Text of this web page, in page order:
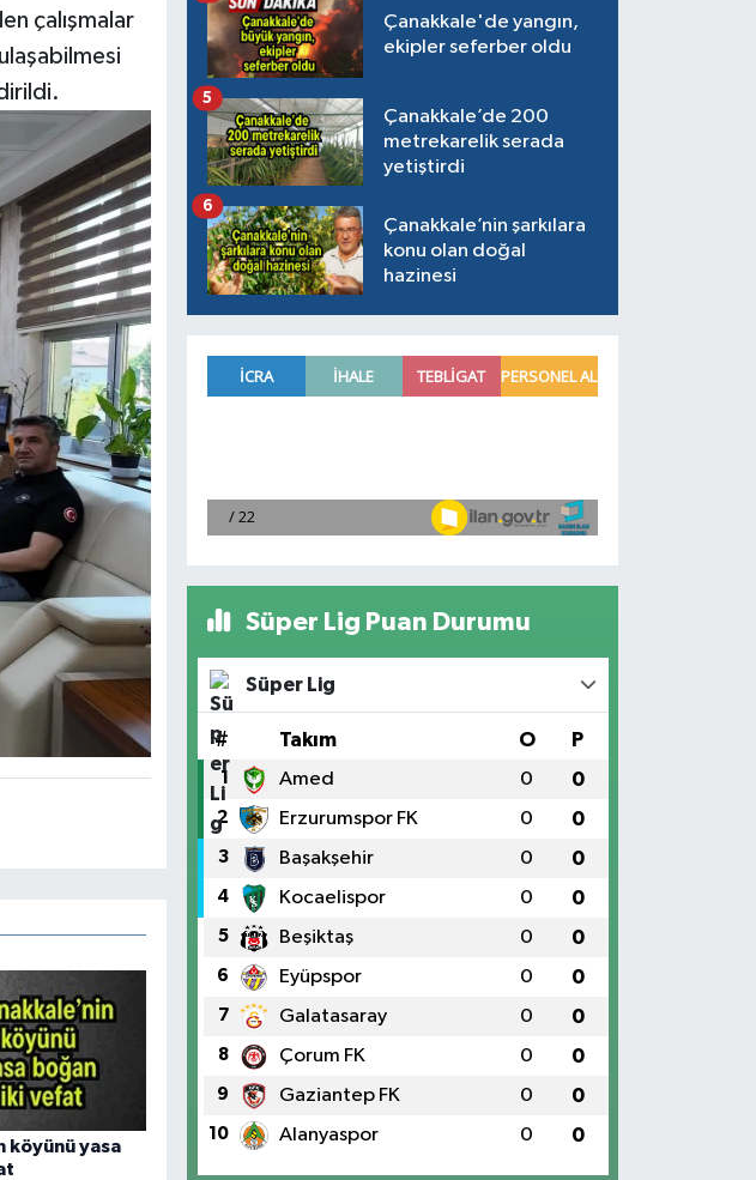
çalışmalar
köyünü yasa
Çanakkale'de yangın,
ekipler seferber oldu
Çanakkale’de 200
metrekarelik serada
yetiştirdi
5
Çanakkale’nin şarkılara
konu olan doğal
hazinesi
6
Süper Lig Puan Durumu
Süper Lig
# Takım O P
1 Amed 0 0
2 Erzurumspor FK 0 0
3 Başakşehir 0 0
4 Kocaelispor 0 0
5 Beşiktaş 0 0
6 Eyüpspor 0 0
7 Galatasaray 0 0
8 Çorum FK 0 0
9 Gaziantep FK 0 0
10 Alanyaspor 0 0